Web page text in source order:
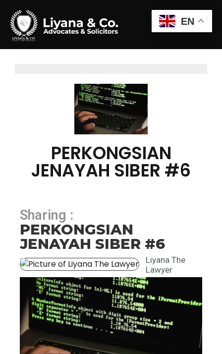
PERKONGSIAN
JENAYAH SIBER #6
Sharing :
PERKONGSIAN
JENAYAH SIBER #6
Liyana The
Lawyer
EN